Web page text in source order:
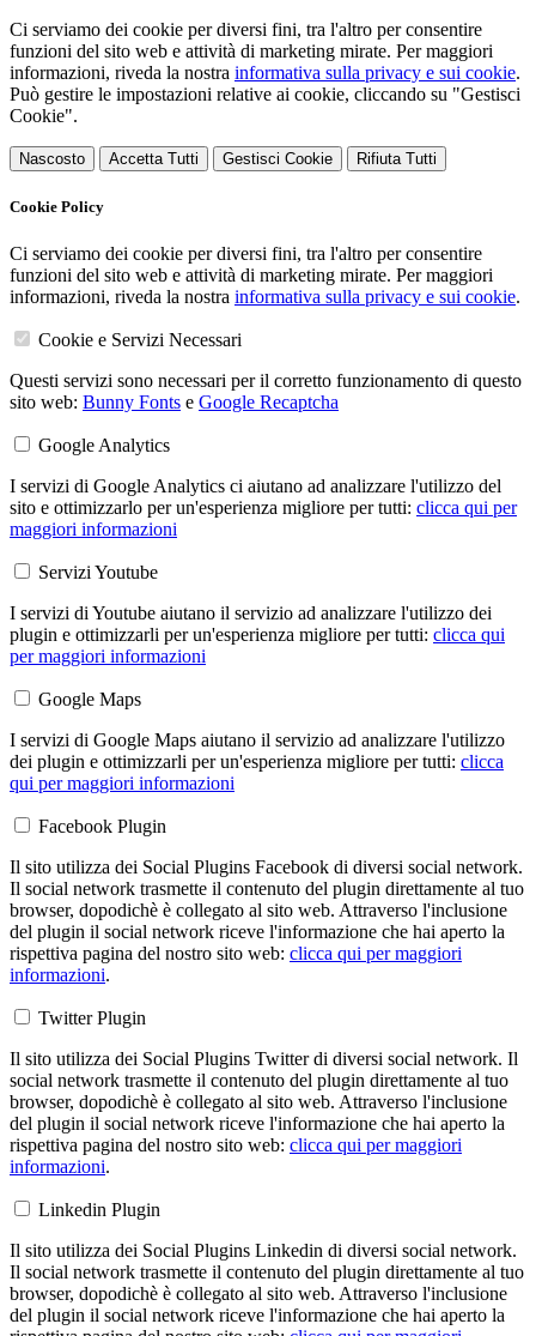
Ci serviamo dei cookie per diversi fini, tra l'altro per consentire
funzioni del sito web e attività di marketing mirate. Per maggiori
informazioni, riveda la nostra informativa sulla privacy e sui cookie.
Può gestire le impostazioni relative ai cookie, cliccando su "Gestisci
Cookie".
Nascosto Accetta Tutti Gestisci Cookie Rifiuta Tutti
Cookie Policy
Ci serviamo dei cookie per diversi fini, tra l'altro per consentire
funzioni del sito web e attività di marketing mirate. Per maggiori
informazioni, riveda la nostra informativa sulla privacy e sui cookie.
Cookie e Servizi Necessari
Questi servizi sono necessari per il corretto funzionamento di questo
sito web: Bunny Fonts e Google Recaptcha
Google Analytics
I servizi di Google Analytics ci aiutano ad analizzare l'utilizzo del
sito e ottimizzarlo per un'esperienza migliore per tutti: clicca qui per
maggiori informazioni
Servizi Youtube
I servizi di Youtube aiutano il servizio ad analizzare l'utilizzo dei
plugin e ottimizzarli per un'esperienza migliore per tutti: clicca qui
per maggiori informazioni
Google Maps
I servizi di Google Maps aiutano il servizio ad analizzare l'utilizzo
dei plugin e ottimizzarli per un'esperienza migliore per tutti: clicca
qui per maggiori informazioni
Facebook Plugin
Il sito utilizza dei Social Plugins Facebook di diversi social network.
Il social network trasmette il contenuto del plugin direttamente al tuo
browser, dopodichè è collegato al sito web. Attraverso l'inclusione
del plugin il social network riceve l'informazione che hai aperto la
rispettiva pagina del nostro sito web: clicca qui per maggiori
informazioni.
Twitter Plugin
Il sito utilizza dei Social Plugins Twitter di diversi social network. Il
social network trasmette il contenuto del plugin direttamente al tuo
browser, dopodichè è collegato al sito web. Attraverso l'inclusione
del plugin il social network riceve l'informazione che hai aperto la
rispettiva pagina del nostro sito web: clicca qui per maggiori
informazioni.
Linkedin Plugin
Il sito utilizza dei Social Plugins Linkedin di diversi social network.
Il social network trasmette il contenuto del plugin direttamente al tuo
browser, dopodichè è collegato al sito web. Attraverso l'inclusione
del plugin il social network riceve l'informazione che hai aperto la